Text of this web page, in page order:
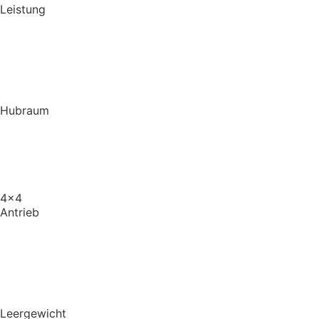
Leistung
Hubraum
4x4
Antrieb
Leergewicht